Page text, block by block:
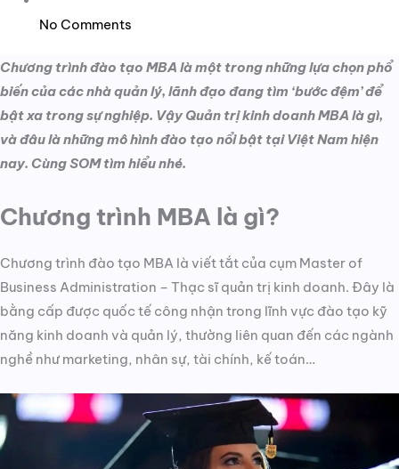
No Comments
Chương trình đào tạo MBA là một trong những lựa chọn phổ
biến của các nhà quản lý, lãnh đạo đang tìm ‘bước đệm’ để
bật xa trong sự nghiệp. Vậy Quản trị kinh doanh MBA là gì,
và đâu là những mô hình đào tạo nổi bật tại Việt Nam hiện
nay. Cùng SOM tìm hiểu nhé.
Chương trình MBA là gì?
Chương trình đào tạo MBA là viết tắt của cụm Master of
Business Administration – Thạc sĩ quản trị kinh doanh. Đây là
bằng cấp được quốc tế công nhận trong lĩnh vực đào tạo kỹ
năng kinh doanh và quản lý, thường liên quan đến các ngành
nghề như marketing, nhân sự, tài chính, kế toán…